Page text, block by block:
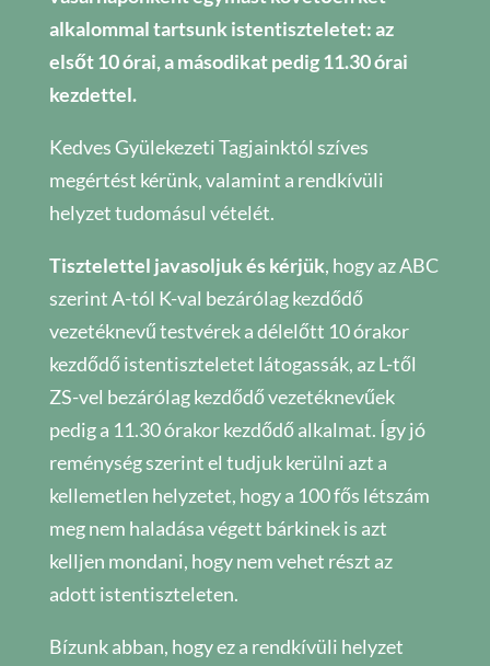
alkalommal tartsunk istentiszteletet: az
elsőt 10 órai, a másodikat pedig 11.30 órai
kezdettel.
Kedves Gyülekezeti Tagjainktól szíves
megértést kérünk, valamint a rendkívüli
helyzet tudomásul vételét.
Tisztelettel javasoljuk és kérjük, hogy az ABC
szerint A-tól K-val bezárólag kezdődő
vezetéknevű testvérek a délelőtt 10 órakor
kezdődő istentiszteletet látogassák, az L-től
ZS-vel bezárólag kezdődő vezetéknevűek
pedig a 11.30 órakor kezdődő alkalmat. Így jó
reménység szerint el tudjuk kerülni azt a
kellemetlen helyzetet, hogy a 100 fős létszám
meg nem haladása végett bárkinek is azt
kelljen mondani, hogy nem vehet részt az
adott istentiszteleten.
Bízunk abban, hogy ez a rendkívüli helyzet